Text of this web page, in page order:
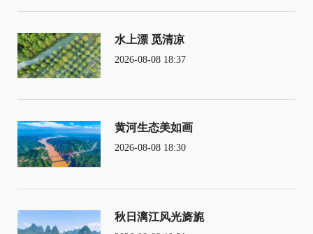
水上漂 觅清凉
2026-08-08 18:37
黄河生态美如画
2026-08-08 18:30
秋日漓江风光旖旎